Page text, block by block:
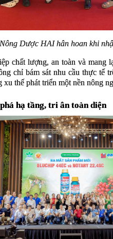
Dược HAI hân hoan khi
chất lượng, an toàn và
chỉ bám sát nhu cầu thực tế
thế phát triển một nền nông
hạ tầng, tri ân toàn diện